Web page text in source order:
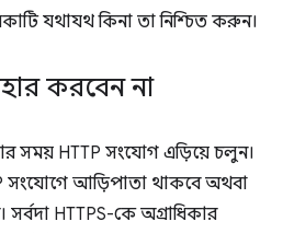
যথাযথ কিনা তা নিশ্চিত করুন।
করবেন না
সময় HTTP সংযোগ এড়িয়ে চলুন।
সংযোগে আড়িপাতা থাকবে অথবা
HTTPS-কে অগ্রাধিকার